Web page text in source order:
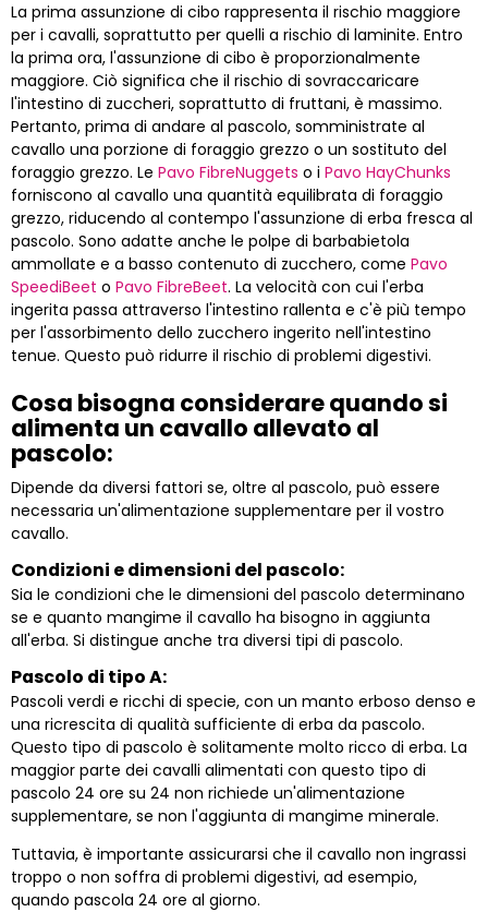
La prima assunzione di cibo rappresenta il rischio maggiore
per i cavalli, soprattutto per quelli a rischio di laminite. Entro
la prima ora, l'assunzione di cibo è proporzionalmente
maggiore. Ciò significa che il rischio di sovraccaricare
l'intestino di zuccheri, soprattutto di fruttani, è massimo.
Pertanto, prima di andare al pascolo, somministrate al
cavallo una porzione di foraggio grezzo o un sostituto del
foraggio grezzo. Le Pavo FibreNuggets o i Pavo HayChunks
forniscono al cavallo una quantità equilibrata di foraggio
grezzo, riducendo al contempo l'assunzione di erba fresca al
pascolo. Sono adatte anche le polpe di barbabietola
ammollate e a basso contenuto di zucchero, come Pavo
SpeediBeet o Pavo FibreBeet. La velocità con cui l'erba
ingerita passa attraverso l'intestino rallenta e c'è più tempo
per l'assorbimento dello zucchero ingerito nell'intestino
tenue. Questo può ridurre il rischio di problemi digestivi.
Cosa bisogna considerare quando si
alimenta un cavallo allevato al
pascolo:
Dipende da diversi fattori se, oltre al pascolo, può essere
necessaria un'alimentazione supplementare per il vostro
cavallo.
Condizioni e dimensioni del pascolo:
Sia le condizioni che le dimensioni del pascolo determinano
se e quanto mangime il cavallo ha bisogno in aggiunta
all'erba. Si distingue anche tra diversi tipi di pascolo.
Pascolo di tipo A:
Pascoli verdi e ricchi di specie, con un manto erboso denso e
una ricrescita di qualità sufficiente di erba da pascolo.
Questo tipo di pascolo è solitamente molto ricco di erba. La
maggior parte dei cavalli alimentati con questo tipo di
pascolo 24 ore su 24 non richiede un'alimentazione
supplementare, se non l'aggiunta di mangime minerale.
Tuttavia, è importante assicurarsi che il cavallo non ingrassi
troppo o non soffra di problemi digestivi, ad esempio,
quando pascola 24 ore al giorno.